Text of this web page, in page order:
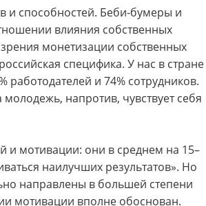
и способностей. Беби-бумеры и
влияния собственных
монетизации собственных
специфика. У нас в стране
и 74% сотрудников.
напротив, чувствует себя
и мотивации: они в среднем на 15–
наилучших результатов». Но
направлены в большей степени
мотивации вполне обоснован.